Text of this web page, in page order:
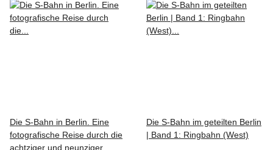
Die S-Bahn in Berlin. Eine
fotografische Reise durch die
achtziger und neunziger
Die S-Bahn im geteilten Berlin
| Band 1: Ringbahn (West)